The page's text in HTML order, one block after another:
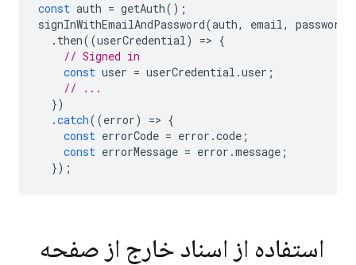
const auth = getAuth();
signInWithEmailAndPassword(auth, email, password
. then((userCredential) => {
// Signed in
const user = userCredential .user ;
// ...
})
.catch((error) => {
const errorCode = error .code ;
const errorMessage = error .message ;
});
استفاده از اسناد خارج از صفحه